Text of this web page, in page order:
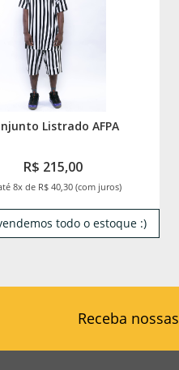
Listrado AFPA
R$ 215,00
8x de R$ 40,30 (com juros)
todo o estoque :)
Receba nossas